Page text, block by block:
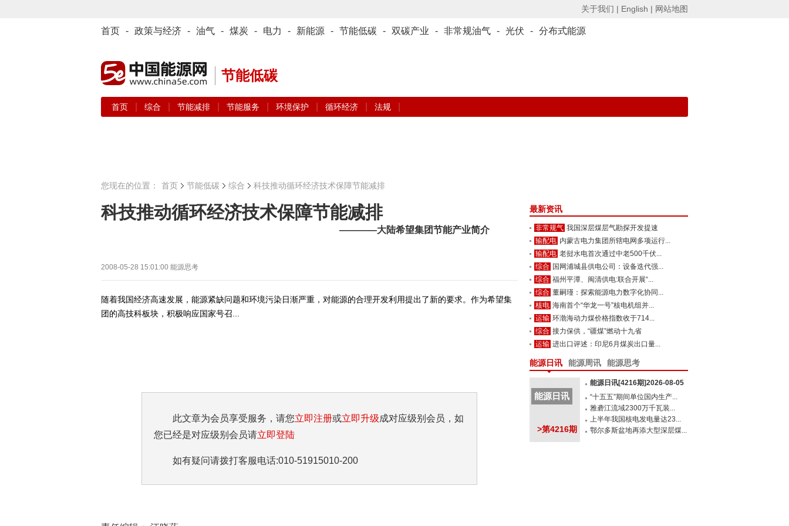
关于我们 | English | 网站地图
首页 - 政策与经济 - 油气 - 煤炭 - 电力 - 新能源 - 节能低碳 - 双碳产业 - 非常规油气 - 光伏 - 分布式能源
节能低碳
首页 综合 节能减排 节能服务 环境保护 循环经济 法规
您现在的位置： 首页 节能低碳 综合 科技推动循环经济技术保障节能减排
科技推动循环经济技术保障节能减排
————大陆希望集团节能产业简介
2008-05-28 15:01:00 能源思考
随着我国经济高速发展，能源紧缺问题和环境污染日渐严重，对能源的合理开发利用提出了新的要求。作为希望集
团的高技科板块，积极响应国家号召...
此文章为会员享受服务，请您立即注册或立即升级成对应级别会员，如
您已经是对应级别会员请立即登陆
如有疑问请拨打客服电话:010-51915010-200
最新资讯
非常规气 我国深层煤层气勘探开发提速
输配电 内蒙古电力集团所辖电网多项运行...
输配电 老挝水电首次通过中老500千伏...
综合 国网浦城县供电公司：设备迭代强...
综合 福州平潭、闽清供电:联合开展“...
综合 董嗣瑾：探索能源电力数字化协同...
核电 海南首个“华龙一号”核电机组并...
运输 环渤海动力煤价格指数收于714...
综合 接力保供，“疆煤”燃动十九省
运输 进出口评述：印尼6月煤炭出口量...
能源日讯 能源周讯 能源思考
能源日讯
>第4216期
能源日讯[4216期]2026-08-05
“十五五”期间单位国内生产...
雅砻江流域2300万千瓦装...
上半年我国核电发电量达23...
鄂尔多斯盆地再添大型深层煤...